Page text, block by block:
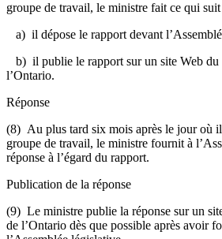
groupe de travail, le ministre fait ce qui suit
a) il dépose le rapport devant
b) il publie le rapport sur un site Web du
l’Ontario.
Réponse
(8) Au plus tard six mois après le jour où
groupe de travail, le ministre fournit à
réponse à l’égard du rapport.
Publication de la réponse
(9) Le ministre publie la réponse sur un
de l’Ontario dès que possible après avoir